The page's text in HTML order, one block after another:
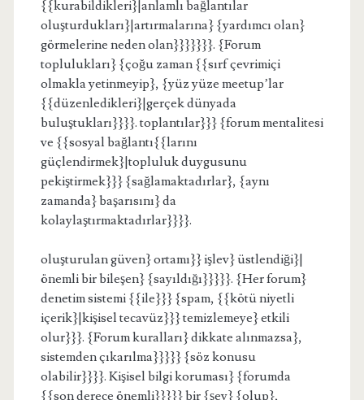
{{kurabildikleri}|anlamlı bağlantılar
oluşturdukları}|artırmalarına} {yardımcı olan}
görmelerine neden olan}}}}}}}. {Forum
toplulukları} {çoğu zaman {{sırf çevrimiçi
olmakla yetinmeyip}, {yüz yüze meetup’lar
{{düzenledikleri}|gerçek dünyada
buluştukları}}}}. toplantılar}}} {forum mentalitesi
ve {{sosyal bağlantı{{larını
güçlendirmek}|topluluk duygusunu
pekiştirmek}}} {sağlamaktadırlar}, {aynı
zamanda} başarısını} da
kolaylaştırmaktadırlar}}}}.
oluşturulan güven} ortamı}} işlev} üstlendiği}|
önemli bir bileşen} {sayıldığı}}}}}. {Her forum}
denetim sistemi {{ile}}} {spam, {{kötü niyetli
içerik}|kişisel tecavüz}}} temizlemeye} etkili
olur}}}. {Forum kuralları} dikkate alınmazsa},
sistemden çıkarılma}}}}} {söz konusu
olabilir}}}}. Kişisel bilgi koruması} {forumda
{{son derece önemli}}}}} bir {şey} {olup},